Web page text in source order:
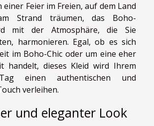
einer Feier im Freien, auf dem Land
Strand träumen, das Boho-
mit der Atmosphäre, die Sie
harmonieren. Egal, ob es sich
im Boho-Chic oder um eine eher
handelt, dieses Kleid wird Ihrem
einen authentischen und
verleihen.
und eleganter Look